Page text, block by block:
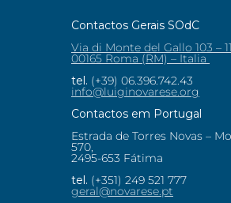
Contactos Gerais SOdC
Via di Monte del Gallo 103 –
00165 Roma (RM) – Italia
tel. (+39) 06.396.742.43
info@luiginovarese.org
Contactos em Portugal
Estrada de Torres Novas –
570,
2495-653 Fátima
tel. (+351) 249 521 777
geral@novarese.pt